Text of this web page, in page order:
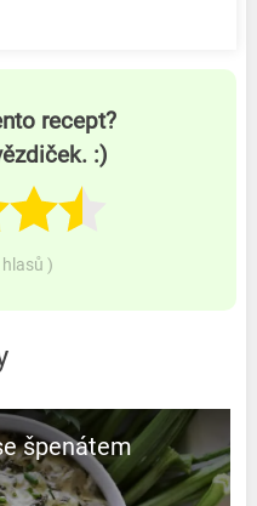
recept?
:)
hlasů )
špenátem